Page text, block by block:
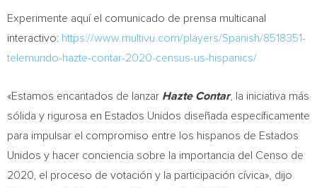
Experimente aquí el comunicado de prensa multicanal
interactivo: https://www.multivu.com/players/Spanish/8518351-
telemundo-hazte-contar-2020-census-us-hispanics/
«Estamos encantados de lanzar Hazte Contar, la iniciativa más
sólida y rigurosa en Estados Unidos diseñada específicamente
para impulsar el compromiso entre los hispanos de Estados
Unidos y hacer conciencia sobre la importancia del Censo de
2020, el proceso de votación y la participación cívica», dijo